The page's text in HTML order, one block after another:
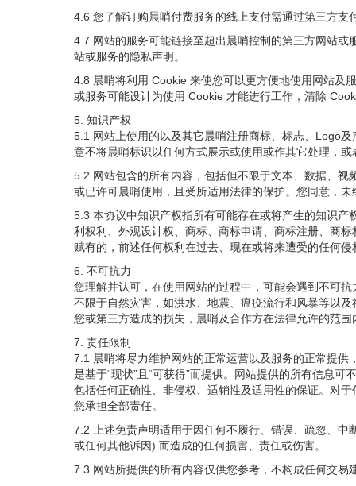
4.6 您了解订购晨哨付费服务的线上支付需通过第三方
4.7 网站的服务可能链接至超出晨哨控制的第三方网站
站或服务的隐私声明。
4.8 晨哨将利用 Cookie 来使您可以更方便地使用网站及
或服务可能设计为使用 Cookie 才能进行工作，清除
5. 知识产权
5.1 网站上使用的以及其它晨哨注册商标、标志、Logo
意不将晨哨标识以任何方式展示或使用或作其它处理，
5.2 网站包含的所有内容，包括但不限于文本、数据、
或已许可晨哨使用，且受所适用法律的保护。您同意，
5.3 本协议中知识产权指所有可能存在或将产生的知识
利权利、外观设计权、商标、商标申请、商标注册、商
赋有的，前述任何权利在过去、现在或将来遭受的任何
6. 不可抗力
您理解并认可，在使用网站的过程中，可能会遇到不可
不限于自然灾害，如洪水、地震、瘟疫流行和风暴等以
您或第三方造成的损失，晨哨及合作方在法律允许的范围
7. 责任限制
7.1 晨哨将尽力维护网站的正常运营以及服务的正常提
是基于“现状”且“可获得”而提供。网站提供的所有信息
包括任何正确性、非侵权、适销性及适用性的保证。对
您承担全部责任。
7.2 上述免责声明适用于因任何不履行、错误、疏忽、
或任何其他诉因) 而造成的任何损害、责任或伤害。
7.3 网站所提供的所有内容仅供您参考，不构成任何交